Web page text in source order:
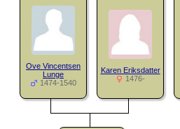
Ove Vincentsen
Lunge
1474-1540
Karen Eriksdatter
1476-